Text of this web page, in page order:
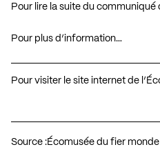
Pour lire la suite du communiqué
Pour plus d’information…
Pour visiter le site internet de
Source :Écomusée du fier monde